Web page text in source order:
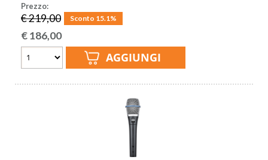
Prezzo:
€ 219,00 Sconto 15.1%
€186,00